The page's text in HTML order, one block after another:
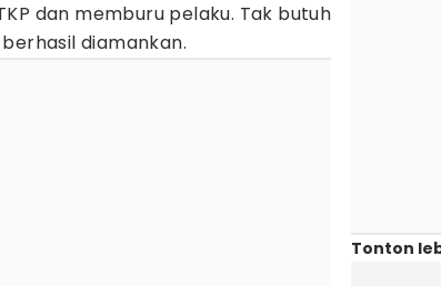
dan memburu pelaku. Tak butuh
diamankan.
Tonton